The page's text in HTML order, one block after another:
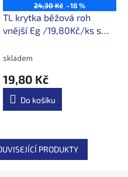
24,30 Kč –18 %
TL krytka běžová roh
vnější Eg /19,80Kč/ks s
skladem
19,80 Kč
Do košíku
PRODUKTY